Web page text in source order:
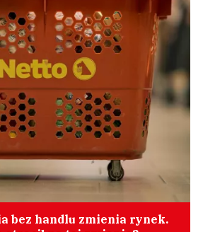
bez handlu zmienia rynek.